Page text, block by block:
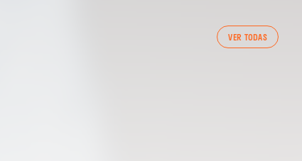
VER TODAS
ENTRENAMENT DEL VALENCIA CF 7/8/2026